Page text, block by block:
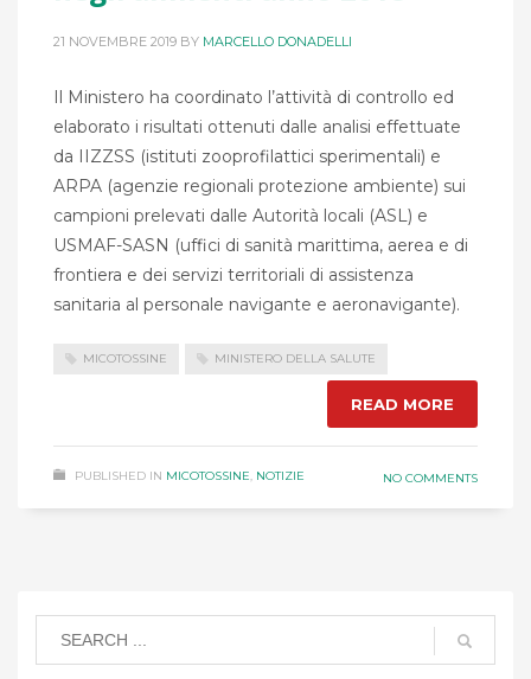
21 NOVEMBRE 2019 BY MARCELLO DONADELLI
Il Ministero ha coordinato l’attività di controllo ed
elaborato i risultati ottenuti dalle analisi effettuate
da IIZZSS (istituti zooprofilattici sperimentali) e
ARPA (agenzie regionali protezione ambiente) sui
campioni prelevati dalle Autorità locali (ASL) e
USMAF-SASN (uffici di sanità marittima, aerea e di
frontiera e dei servizi territoriali di assistenza
sanitaria al personale navigante e aeronavigante).
MICOTOSSINE MINISTERO DELLA SALUTE
READ MORE
PUBLISHED IN MICOTOSSINE, NOTIZIE NO COMMENTS